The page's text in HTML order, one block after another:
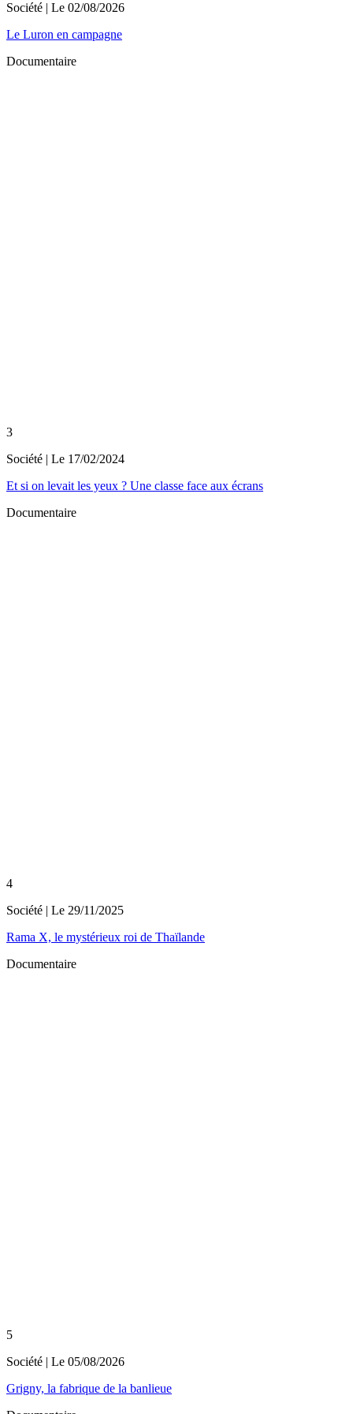
Société | Le 02/08/2026
Le Luron en campagne
Documentaire
3
Société | Le 17/02/2024
Et si on levait les yeux ? Une classe face aux écrans
Documentaire
4
Société | Le 29/11/2025
Rama X, le mystérieux roi de Thaïlande
Documentaire
5
Société | Le 05/08/2026
Grigny, la fabrique de la banlieue